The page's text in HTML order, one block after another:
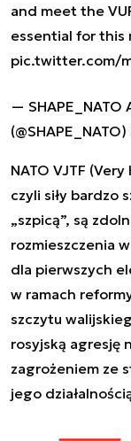
and meet the
essential for this
pic.twitter.com/
—
(@SHAPE_NATO)
NATO VJTF (Very
czyli siły bardzo
„szpicą”, są
rozmieszczenia
dla pierwszych
w ramach
szczytu
rosyjską agresję
zagrożeniem ze
jego